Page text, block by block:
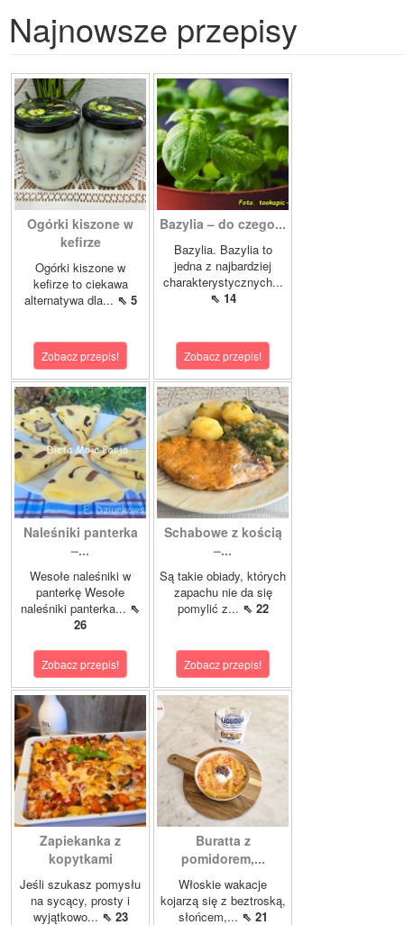
Najnowsze przepisy
Ogórki kiszone w
kefirze
Ogórki kiszone w
kefirze to ciekawa
alternatywa dla... ⇖ 5
Zobacz przepis!
Bazylia – do czego...
Bazylia. Bazylia to
jedna z najbardziej
charakterystycznych...
⇖ 14
Zobacz przepis!
Naleśniki panterka
–...
Wesołe naleśniki w
panterkę Wesołe
naleśniki panterka... ⇖
26
Zobacz przepis!
Schabowe z kością
–...
Są takie obiady, których
zapachu nie da się
pomylić z... ⇖ 22
Zobacz przepis!
Zapiekanka z
kopytkami
Jeśli szukasz pomysłu
na sycący, prosty i
wyjątkowo... ⇖ 23
Buratta z
pomidorem,...
Włoskie wakacje
kojarzą się z beztroską,
słońcem,... ⇖ 21